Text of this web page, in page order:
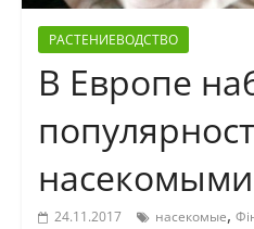
РАСТЕНИЕВОДСТВО
В Европе
насекомыми
24.11.2017 насекомые,